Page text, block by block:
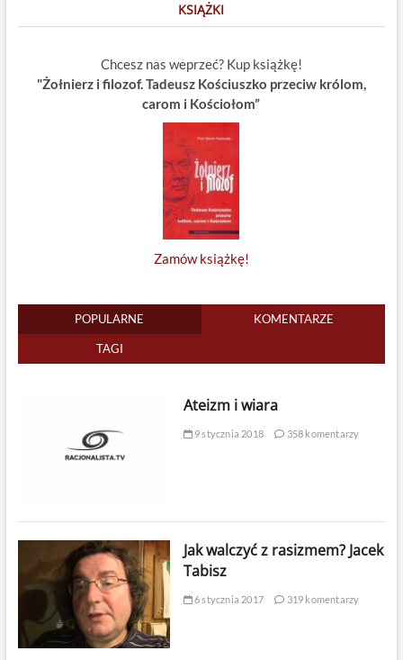
KSIĄŻKI
Chcesz nas weprzeć? Kup książkę!
"Żołnierz i filozof. Tadeusz Kościuszko przeciw królom,
carom i Kościołom”
Zamów książkę!
POPULARNE KOMENTARZE
TAGI
Ateizm i wiara
9 stycznia 2018 358 komentarzy
Jak walczyć z rasizmem? Jacek
Tabisz
6 stycznia 2017 319 komentarzy